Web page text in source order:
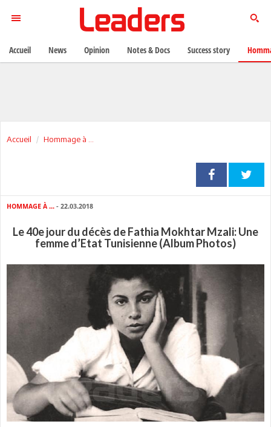
Accueil Hommage à ...
HOMMAGE À ... - 22.03.2018
Le 40e jour du décès de Fathia Mokhtar Mzali: Une
femme d’Etat Tunisienne (Album Photos)
Accueil News Opinion Notes & Docs Success story